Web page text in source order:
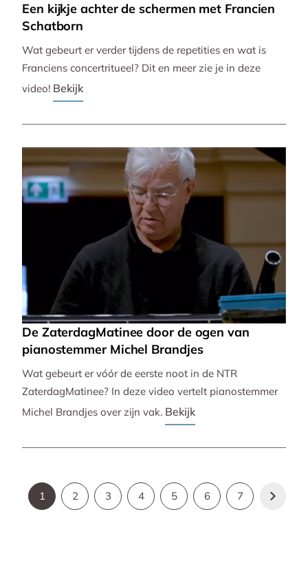
Een kijkje achter de schermen met Francien
Schatborn
Wat gebeurt er verder tijdens de repetities en wat is
Franciens concertritueel? Dit en meer zie je in deze
video! Bekijk
De ZaterdagMatinee door de ogen van
pianostemmer Michel Brandjes
Wat gebeurt er vóór de eerste noot in de NTR
ZaterdagMatinee? In deze video vertelt pianostemmer
Michel Brandjes over zijn vak. Bekijk
1 2 3 4 5 6 7